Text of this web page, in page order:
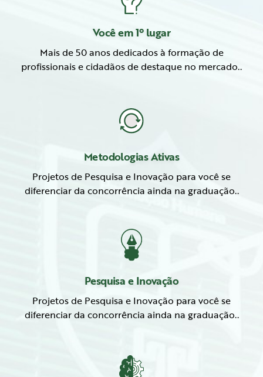
Você em 1º lugar
Mais de 50 anos dedicados à formação de
profissionais e cidadãos de destaque no mercado..
Metodologias Ativas
Projetos de Pesquisa e Inovação para você se
diferenciar da concorrência ainda na graduação..
Pesquisa e Inovação
Projetos de Pesquisa e Inovação para você se
diferenciar da concorrência ainda na graduação..